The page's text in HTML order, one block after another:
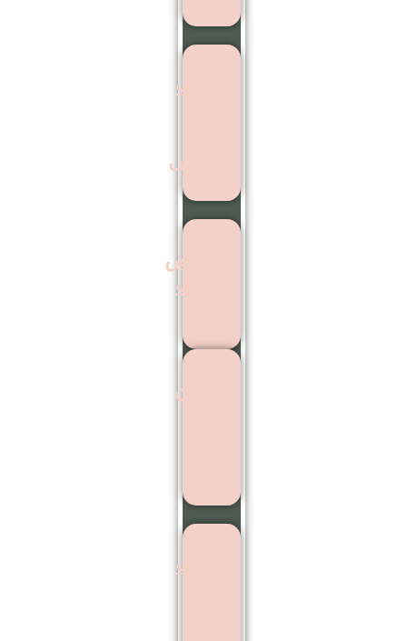
کاشت
جراحی
عوارض
کاشت
بهترین
کاشت